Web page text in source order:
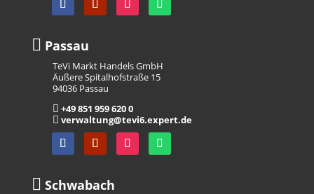
 Passau
TeVi Markt Handels GmbH
Äußere Spitalhofstraße 15
94036 Passau
 +49 851 959 620 0
 verwaltung@tevi6.expert.de
 Schwabach